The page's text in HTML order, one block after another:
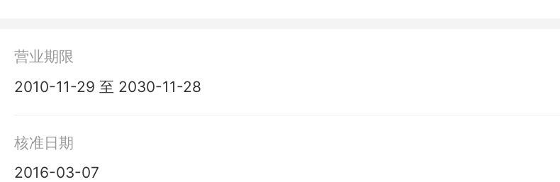
营业期限
2010-11-29 至 2030-11-28
核准日期
2016-03-07